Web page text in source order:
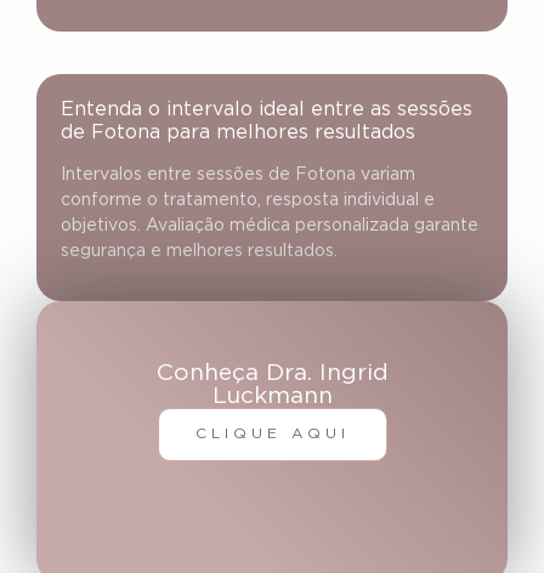
Entenda o intervalo ideal entre as sessões
de Fotona para melhores resultados
Intervalos entre sessões de Fotona variam
conforme o tratamento, resposta individual e
objetivos. Avaliação médica personalizada garante
segurança e melhores resultados.
Conheça Dra. Ingrid
Luckmann
CLIQUE AQUI